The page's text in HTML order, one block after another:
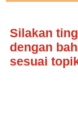
Silakan
dengan
sesuai